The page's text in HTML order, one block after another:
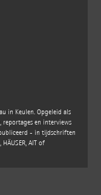
in Keulen. Opgeleid als
en interviews
- in tijdschriften
AIT of